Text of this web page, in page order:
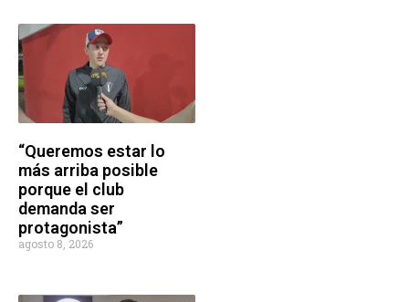
“Queremos estar lo
más arriba posible
porque el club
demanda ser
protagonista”
agosto 8, 2026